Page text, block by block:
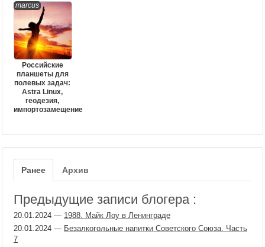
marcus
Российские
планшеты для
полевых задач:
Astra Linux,
геодезия,
импортозамещение
Ранее Архив
Предыдущие записи блогера :
20.01.2024 — 1988. Майк Лоу в Ленинграде
20.01.2024 — Безалкогольные напитки Советского Союза. Часть
7